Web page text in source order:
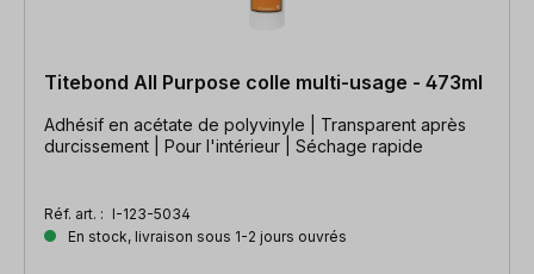
Titebond All Purpose colle multi-usage - 473ml
Adhésif en acétate de polyvinyle | Transparent après
durcissement | Pour l'intérieur | Séchage rapide
Réf. art. : I-123-5034
En stock, livraison sous 1-2 jours ouvrés